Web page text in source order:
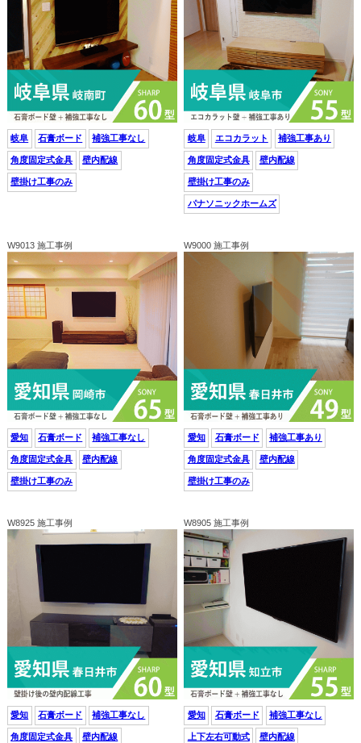
岐阜 石膏ボード 補強工事なし
角度固定式金具 壁内配線
壁掛け工事のみ
岐阜 エコカラット 補強工事あり
角度固定式金具 壁内配線
壁掛け工事のみ
パナソニックホームズ
W9013 施工事例
愛知 石膏ボード 補強工事なし
角度固定式金具 壁内配線
壁掛け工事のみ
W9000 施工事例
愛知 石膏ボード 補強工事あり
角度固定式金具 壁内配線
壁掛け工事のみ
W8925 施工事例
愛知 石膏ボード 補強工事なし
角度固定式金具 壁内配線
W8905 施工事例
愛知 石膏ボード 補強工事なし
上下左右可動式 壁内配線